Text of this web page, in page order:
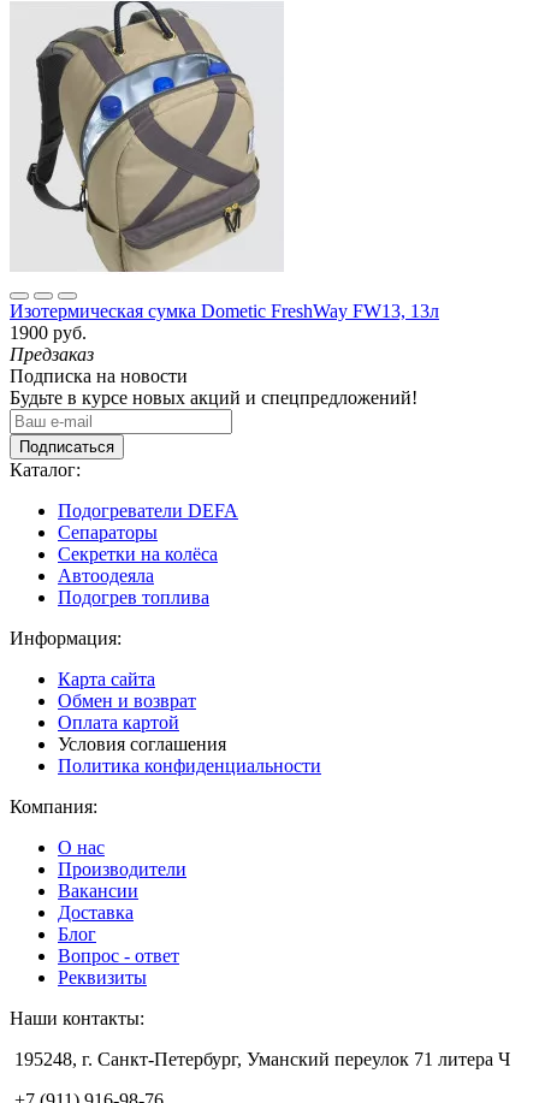
Изотермическая сумка Dometic FreshWay FW13, 13л
1900 руб.
Предзаказ
Подписка на новости
Будьте в курсе новых акций и спецпредложений!
Подписаться
Каталог:
Подогреватели DEFA
Сепараторы
Секретки на колёса
Автоодеяла
Подогрев топлива
Информация:
Карта сайта
Обмен и возврат
Оплата картой
Условия соглашения
Политика конфиденциальности
Компания:
О нас
Производители
Вакансии
Доставка
Блог
Вопрос - ответ
Реквизиты
Наши контакты:
195248, г. Санкт-Петербург, Уманский переулок 71 литера Ч